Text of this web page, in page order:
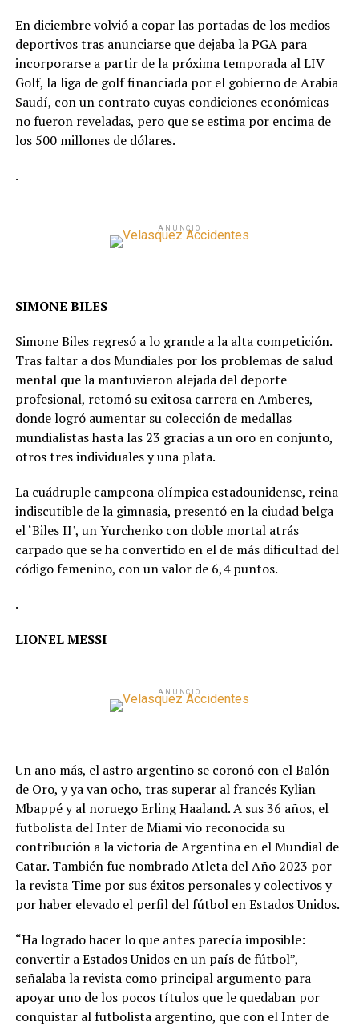
En diciembre volvió a copar las portadas de los medios
deportivos tras anunciarse que dejaba la PGA para
incorporarse a partir de la próxima temporada al LIV
Golf, la liga de golf financiada por el gobierno de Arabia
Saudí, con un contrato cuyas condiciones económicas
no fueron reveladas, pero que se estima por encima de
los 500 millones de dólares.
.
ANUNCIO
SIMONE BILES
Simone Biles regresó a lo grande a la alta competición.
Tras faltar a dos Mundiales por los problemas de salud
mental que la mantuvieron alejada del deporte
profesional, retomó su exitosa carrera en Amberes,
donde logró aumentar su colección de medallas
mundialistas hasta las 23 gracias a un oro en conjunto,
otros tres individuales y una plata.
La cuádruple campeona olímpica estadounidense, reina
indiscutible de la gimnasia, presentó en la ciudad belga
el ‘Biles II’, un Yurchenko con doble mortal atrás
carpado que se ha convertido en el de más dificultad del
código femenino, con un valor de 6,4 puntos.
.
LIONEL MESSI
ANUNCIO
Un año más, el astro argentino se coronó con el Balón
de Oro, y ya van ocho, tras superar al francés Kylian
Mbappé y al noruego Erling Haaland. A sus 36 años, el
futbolista del Inter de Miami vio reconocida su
contribución a la victoria de Argentina en el Mundial de
Catar. También fue nombrado Atleta del Año 2023 por
la revista Time por sus éxitos personales y colectivos y
por haber elevado el perfil del fútbol en Estados Unidos.
“Ha logrado hacer lo que antes parecía imposible:
convertir a Estados Unidos en un país de fútbol”,
señalaba la revista como principal argumento para
apoyar uno de los pocos títulos que le quedaban por
conquistar al futbolista argentino, que con el Inter de